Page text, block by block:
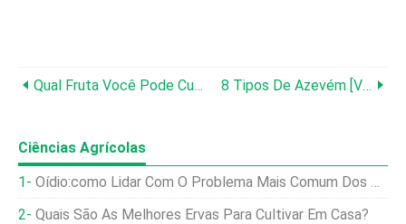
Qual ​​fruta Você Pode Cultivar Dentro De Casa? 8 Tipos De Azevém [você Conhece Todos Eles?]
Ciências Agrícolas
Oídio:como Lidar Com O Problema Mais Comum Dos Pepinos
Quais São As Melhores Ervas Para Cultivar Em Casa?